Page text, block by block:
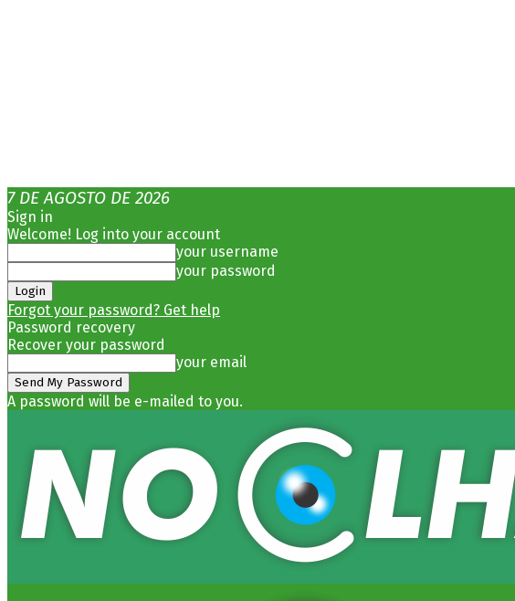
7 DE AGOSTO DE 2026
Sign in
Welcome! Log into your account
your username
your password
Forgot your password? Get help
Password recovery
Recover your password
your email
A password will be e-mailed to you.